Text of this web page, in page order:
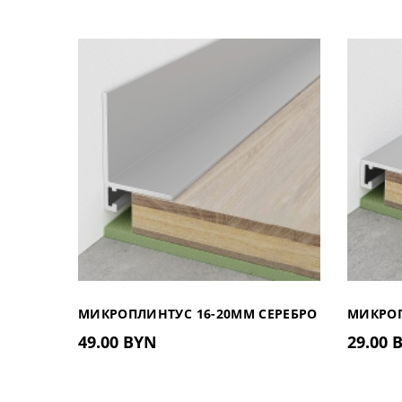
МИКРОПЛИНТУС 16-20ММ СЕРЕБРО
МАТОВЫЙ С КОМПЛЕКТОМ
49.00 BYN 29.00